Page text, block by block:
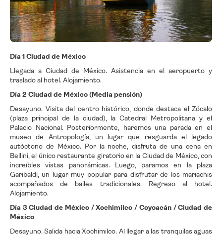
Día 1 Ciudad de México
Llegada a Ciudad de México. Asistencia en el aeropuerto y
traslado al hotel. Alojamiento.
Día 2 Ciudad de México (Media pensión)
Desayuno. Visita del centro histórico, donde destaca el Zócalo
(plaza principal de la ciudad), la Catedral Metropolitana y el
Palacio Nacional. Posteriormente, haremos una parada en el
museo de Antropología, un lugar que resguarda el legado
autóctono de México. Por la noche, disfruta de una cena en
Bellini, el único restaurante giratorio en la Ciudad de México, con
increíbles vistas panorámicas. Luego, paramos en la plaza
Garibaldi, un lugar muy popular para disfrutar de los mariachis
acompañados de bailes tradicionales. Regreso al hotel.
Alojamiento.
Día 3 Ciudad de México / Xochimilco / Coyoacán / Ciudad de
México
Desayuno. Salida hacia Xochimilco. Al llegar a las tranquilas aguas